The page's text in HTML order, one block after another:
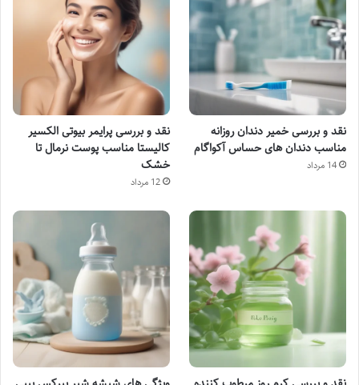
نقد و بررسی خمیر دندان روزانه
مناسب دندان های حساس آکواگام
14 مرداد
نقد و بررسی پرایمر بیوتی الکسیر
کالیستا مناسب پوست نرمال تا
خشک
12 مرداد